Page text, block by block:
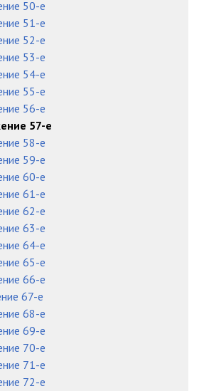
50-е
51-е
52-е
53-е
54-е
55-е
56-е
57-е
58-е
59-е
60-е
61-е
62-е
63-е
64-е
65-е
66-е
67-е
68-е
69-е
70-е
71-е
72-е